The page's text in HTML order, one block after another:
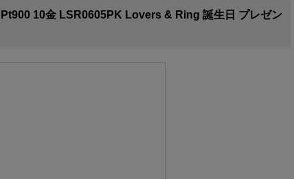
10金 LSR0605PK Lovers & Ring 誕生日 プレゼン